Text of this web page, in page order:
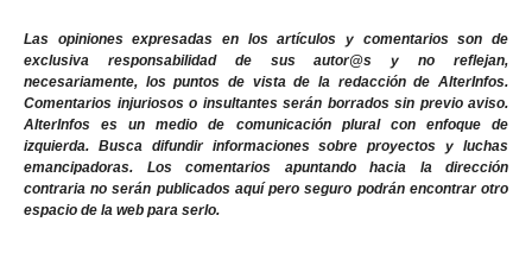
Las opiniones expresadas en los artículos y comentarios son de
exclusiva responsabilidad de sus autor@s y no reflejan,
necesariamente, los puntos de vista de la redacción de AlterInfos.
Comentarios injuriosos o insultantes serán borrados sin previo aviso.
AlterInfos es un medio de comunicación plural con enfoque de
izquierda. Busca difundir informaciones sobre proyectos y luchas
emancipadoras. Los comentarios apuntando hacia la dirección
contraria no serán publicados aquí pero seguro podrán encontrar otro
espacio de la web para serlo.